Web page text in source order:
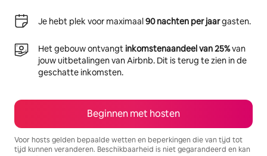
Je hebt plek voor maximaal90 nachten per jaargasten.
Het gebouw ontvangtinkomstenaandeel van 25%van
jouw uitbetalingen van Airbnb. Dit is terug te zien in de
geschatte inkomsten.
Beginnen met hosten
Voor hosts gelden bepaalde wetten en beperkingen die van tijd tot
tijd kunnen veranderen. Beschikbaarheid is niet gegarandeerd en kan